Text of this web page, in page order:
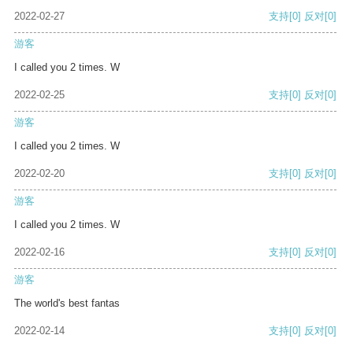
2022-02-27 支持[0] 反对[0]
游客
I called you 2 times. W
2022-02-25 支持[0] 反对[0]
游客
I called you 2 times. W
2022-02-20 支持[0] 反对[0]
游客
I called you 2 times. W
2022-02-16 支持[0] 反对[0]
游客
The world's best fantas
2022-02-14 支持[0] 反对[0]